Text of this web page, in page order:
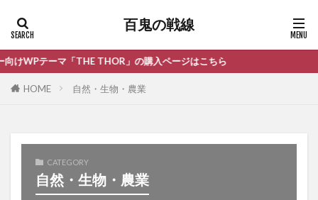
百鬼の戦線
マ「THE THOR」の購入ページはこちら
HOME 自然・生物・農業
CATEGORY
自然・生物・農業